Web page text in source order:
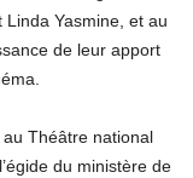
Yasmine, et au
de leur apport
Théâtre national
du ministère de